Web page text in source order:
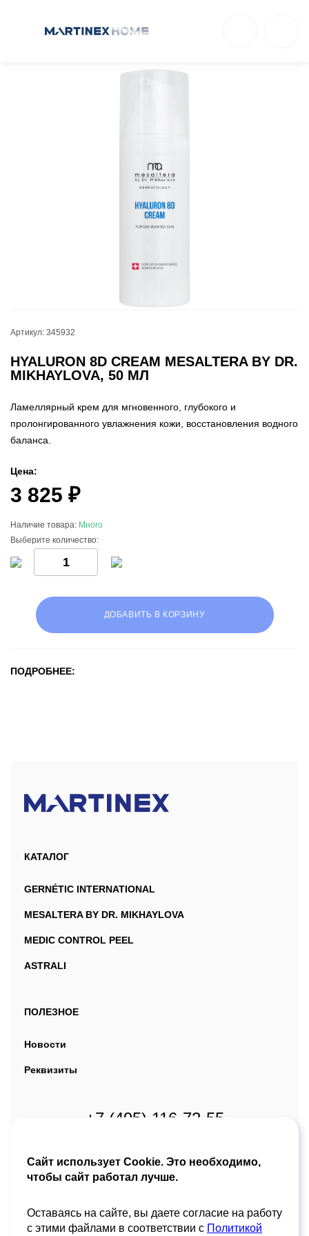
Сайт использует Cookie. Это необходимо,
чтобы сайт работал лучше.
Оставаясь на сайте, вы даете согласие на работу
с этими файлами в соответствии с Политикой
Артикул: 345932
HYALURON 8D CREAM MESALTERA BY DR.
MIKHAYLOVA, 50 МЛ
Ламеллярный крем для мгновенного, глубокого и
пролонгированного увлажнения кожи, восстановления водного
баланса.
Цена:
3 825 ₽
Наличие товара: Много
Выберите количество:
ДОБАВИТЬ В КОРЗИНУ
ПОДРОБНЕЕ:
КАТАЛОГ
GERNÉTIC INTERNATIONAL
MESALTERA BY DR. MIKHAYLOVA
MEDIC CONTROL PEEL
ASTRALI
ПОЛЕЗНОЕ
Новости
Реквизиты
+7 (495) 116-72-55
Москва, ул. Павловская, д. 7